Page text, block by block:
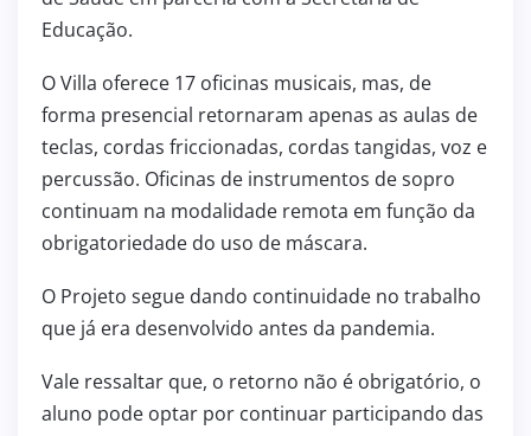
Educação.
O Villa oferece 17 oficinas musicais, mas, de
forma presencial retornaram apenas as aulas de
teclas, cordas friccionadas, cordas tangidas, voz e
percussão. Oficinas de instrumentos de sopro
continuam na modalidade remota em função da
obrigatoriedade do uso de máscara.
O Projeto segue dando continuidade no trabalho
que já era desenvolvido antes da pandemia.
Vale ressaltar que, o retorno não é obrigatório, o
aluno pode optar por continuar participando das